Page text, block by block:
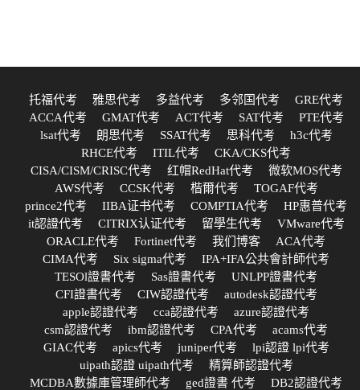
托福代考 雅思代考 多益代考 多邻国代考
GRE代考
ACCA代考
GMAT代考 ACT代考 SAT代考
PTE代考
lsat代考
朗思代考 SSAT代考 思科代考
h3c代考
RHCE代考
ITIL代考
CKA/CKS代考
CISA/CISM/CRISC代考
红帽RedHat代考
微软MOS代考
AWS代考
CCSK代考 楷爾代考
TOGAF代考
prince2代考
IIBA证书代考 COMPTIA代考
HP惠普代考
it認證代考
CITRIX认证代考 留學生代考
VMware代考
ORACLE代考
Fortinet代考 我们博客
ACA代考
CIMA代考
Six sigma代考
IPA+IFA公共會計師代考
TESOl證書代考
Sas證書代考
UNLPP證書代考
CFI證書代考
CIW認證代考
autodesk認證代考
apple認證代考
cca認證代考
azure認證代考
csm認證代考
ibm認證代考 CPA代考
acams代考
GIAC代考
apics代考 juniper代考
lpi認證 lpi代考
uipath認證 uipath代考
精算師認證代考
MCDBA數據庫管理師代考
ged證書 代考
DB2認證代考